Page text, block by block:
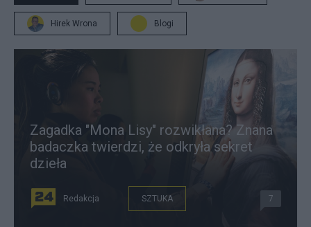
Hirek Wrona Blogi
Zagadka "Mona Lisy" rozwikłana? Znana
badaczka twierdzi, że odkryła sekret
dzieła
Redakcja SZTUKA 7